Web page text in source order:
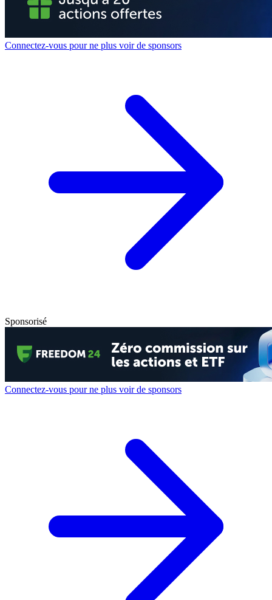
Connectez-vous pour ne plus voir de sponsors
Sponsorisé
Connectez-vous pour ne plus voir de sponsors